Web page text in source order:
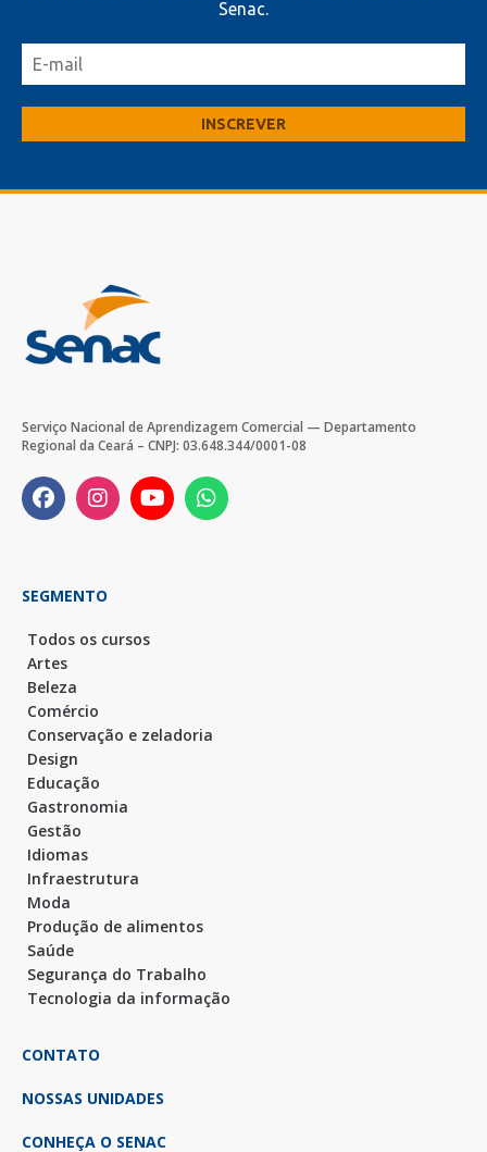
Senac.
Serviço Nacional de Aprendizagem Comercial — Departamento
Regional da Ceará – CNPJ: 03.648.344/0001-08
SEGMENTO
Todos os cursos
Artes
Beleza
Comércio
Conservação e zeladoria
Design
Educação
Gastronomia
Gestão
Idiomas
Infraestrutura
Moda
Produção de alimentos
Saúde
Segurança do Trabalho
Tecnologia da informação
CONTATO
NOSSAS UNIDADES
CONHEÇA O SENAC